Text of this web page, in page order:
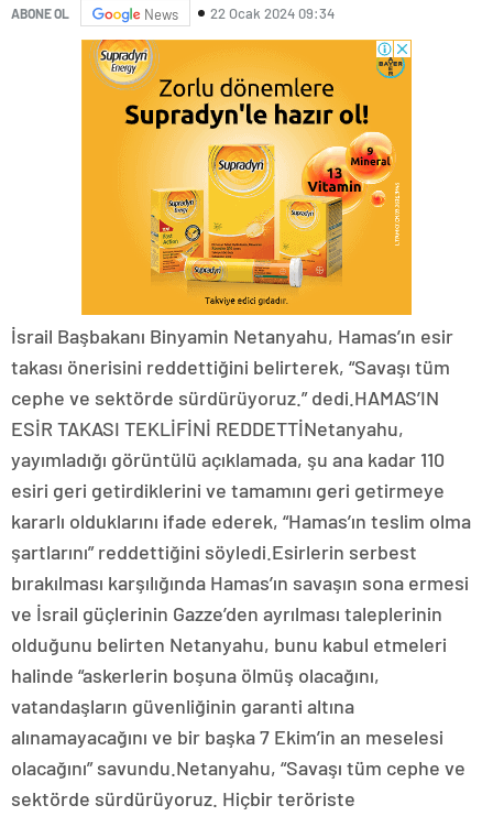
ABONE OL News 22 Ocak 2024 09:34
İsrail Başbakanı Binyamin Netanyahu, Hamas’ın esir
takası önerisini reddettiğini belirterek, “Savaşı tüm
cephe ve sektörde sürdürüyoruz.” dedi.HAMAS’IN
ESİR TAKASI TEKLİFİNİ REDDETTİNetanyahu,
yayımladığı görüntülü açıklamada, şu ana kadar 110
esiri geri getirdiklerini ve tamamını geri getirmeye
kararlı olduklarını ifade ederek, “Hamas’ın teslim olma
şartlarını” reddettiğini söyledi.Esirlerin serbest
bırakılması karşılığında Hamas’ın savaşın sona ermesi
ve İsrail güçlerinin Gazze’den ayrılması taleplerinin
olduğunu belirten Netanyahu, bunu kabul etmeleri
halinde “askerlerin boşuna ölmüş olacağını,
vatandaşların güvenliğinin garanti altına
alınamayacağını ve bir başka 7 Ekim’in an meselesi
olacağını” savundu.Netanyahu, “Savaşı tüm cephe ve
sektörde sürdürüyoruz. Hiçbir teröriste